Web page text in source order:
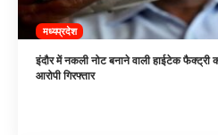
मध्यप्रदेश
इंदौर में नकली नोट बनाने वाली हाईटेक
आरोपी गिरफ्तार